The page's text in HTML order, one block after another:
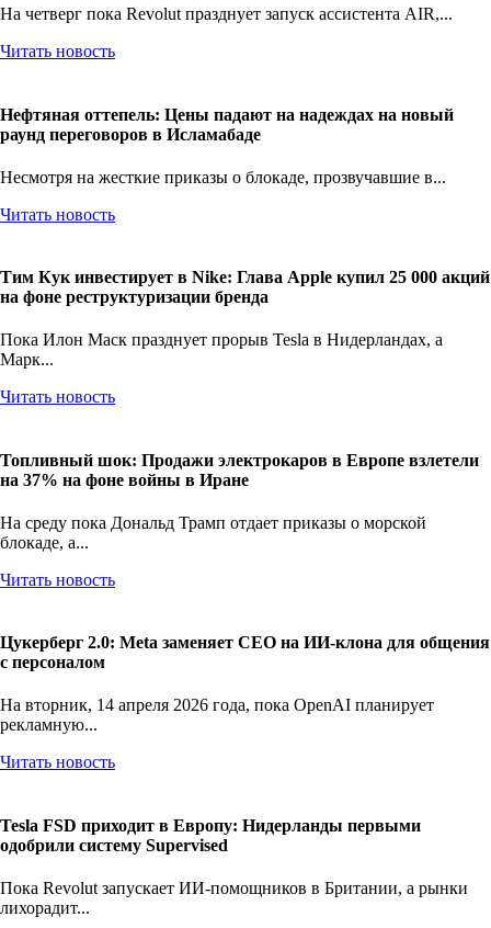
На четверг пока Revolut празднует запуск ассистента AIR,...
Читать новость
Нефтяная оттепель: Цены падают на надеждах на новый
раунд переговоров в Исламабаде
Несмотря на жесткие приказы о блокаде, прозвучавшие в...
Читать новость
Тим Кук инвестирует в Nike: Глава Apple купил 25 000 акций
на фоне реструктуризации бренда
Пока Илон Маск празднует прорыв Tesla в Нидерландах, а
Марк...
Читать новость
Топливный шок: Продажи электрокаров в Европе взлетели
на 37% на фоне войны в Иране
На среду пока Дональд Трамп отдает приказы о морской
блокаде, а...
Читать новость
Цукерберг 2.0: Meta заменяет CEO на ИИ-клона для общения
с персоналом
На вторник, 14 апреля 2026 года, пока OpenAI планирует
рекламную...
Читать новость
Tesla FSD приходит в Европу: Нидерланды первыми
одобрили систему Supervised
Пока Revolut запускает ИИ-помощников в Британии, а рынки
лихорадит...